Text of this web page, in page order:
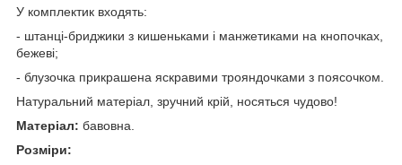
У комплектик входять:
- штанці-бриджики з кишеньками і манжетиками на кнопочках,
бежеві;
- блузочка прикрашена яскравими трояндочками з поясочком.
Натуральний матеріал, зручний крій, носяться чудово!
Матеріал: бавовна.
Розміри: